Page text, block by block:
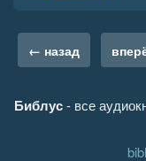
← назад
Библус- все